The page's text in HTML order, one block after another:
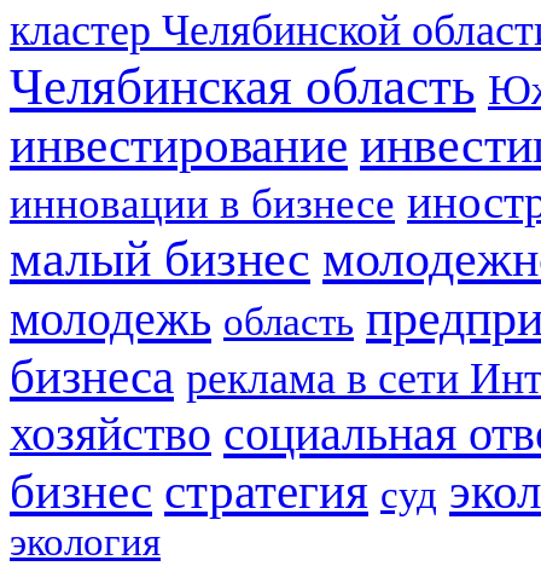
кластер Челябинской
Челябинская область
инвестирование
инновации в бизнесе
малый бизнес
молодежь область
бизнеса реклама в сети
хозяйство социальная
бизнес стратегия суд
экология